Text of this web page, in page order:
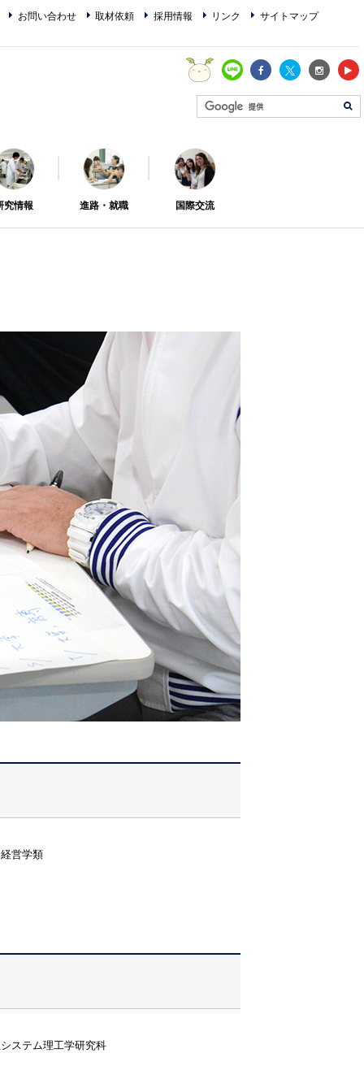
お問い合わせ 取材依頼 採用情報 リンク
サイトマップ
究情報 進路・就職 国際交流
営学類
ステム理工学研究科